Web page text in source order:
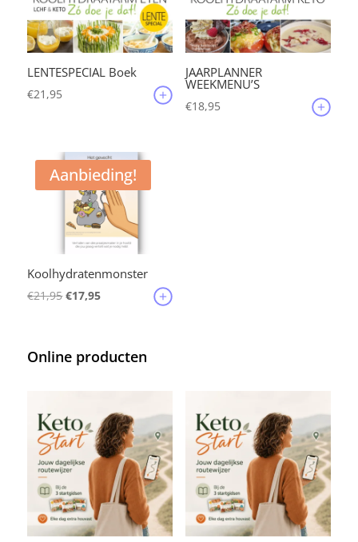
LENTESPECIAL Boek
€21,95
JAARPLANNER
WEEKMENU’S
€18,95
Aanbieding!
Koolhydratenmonster
€21,95Oorspronkelijke
€21,95.
€17,95Huidige
€17,95.
Online producten